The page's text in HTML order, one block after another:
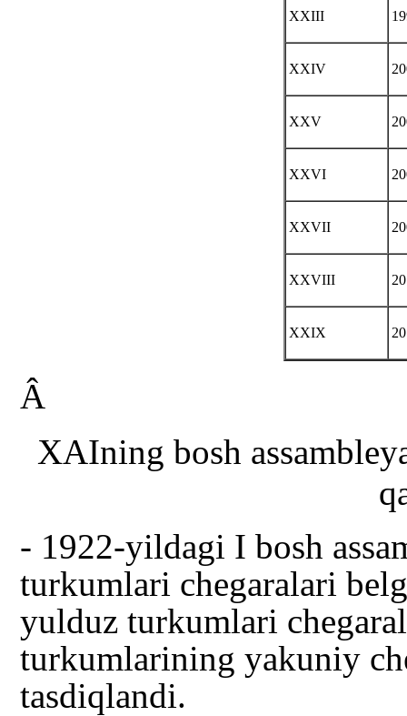
XXIII
XXIV
XXV
XXVI
XXVII
XXVIII
XXIX
Â
XAIning bosh
- 1922-yildagi I bosh
turkumlari chegaralari
yulduz turkumlari
turkumlarining yakuniy
tasdiqlandi.